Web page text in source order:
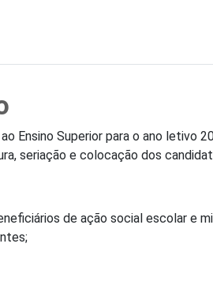
Ensino Superior para o ano letivo
seriação e colocação dos
de ação social escolar e